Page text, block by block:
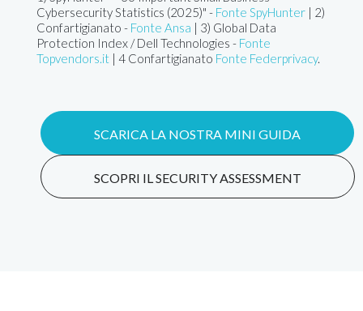
Cybersecurity Statistics (2025)" - Fonte SpyHunter | 2)
Confartigianato - Fonte Ansa | 3) Global Data
Protection Index / Dell Technologies - Fonte
Topvendors.it | 4 Confartigianato Fonte Federprivacy.
SCARICA LA NOSTRA MINI GUIDA
SCOPRI IL SECURITY ASSESSMENT